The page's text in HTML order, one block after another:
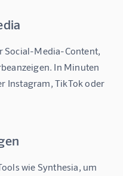
Social-Media-Content,
In Minuten
Instagram, TikTok oder
wie Synthesia, um